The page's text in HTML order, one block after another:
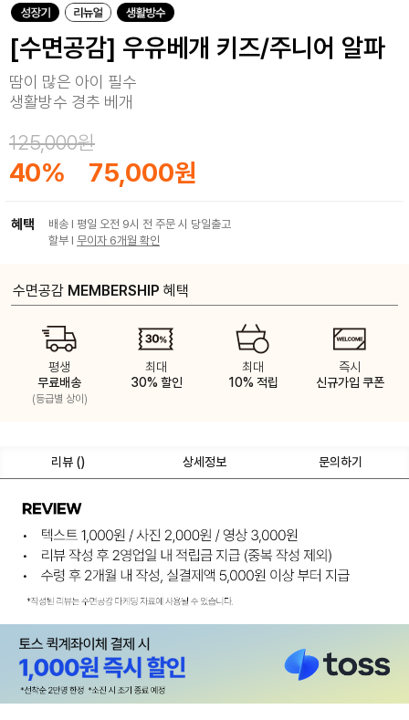
[수면공감] 우유베개 키즈/주니어 알파
땀이 많은 아이 필수
생활방수 경추 베개
125,000원
40% 75,000원
혜택
배송 I 평일 오전 9시 전 주문 시 당일출고
할부 I 무이자 6개월 확인
수면공감 MEMBERSHIP 혜택
평생
무료배송
(등급별 상이)
최대
30% 할인
최대
10% 적립
즉시
신규가입 쿠폰
리뷰 () 상세정보 문의하기